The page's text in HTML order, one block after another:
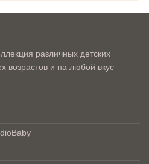
различных детских
возрастов и на любой вкус